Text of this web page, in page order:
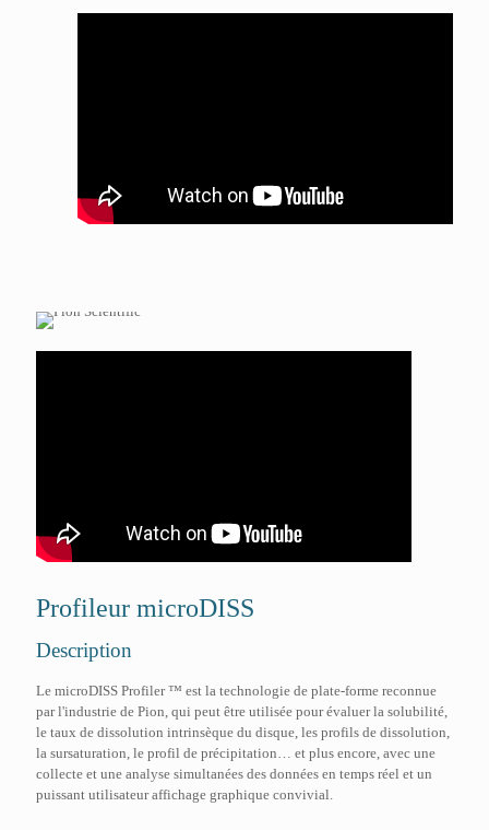
Profileur microDISS
Description
Le microDISS Profiler ™ est la technologie de plate-forme reconnue
par l'industrie de Pion, qui peut être utilisée pour évaluer la solubilité,
le taux de dissolution intrinsèque du disque, les profils de dissolution,
la sursaturation, le profil de précipitation… et plus encore, avec une
collecte et une analyse simultanées des données en temps réel et un
puissant utilisateur affichage graphique convivial.